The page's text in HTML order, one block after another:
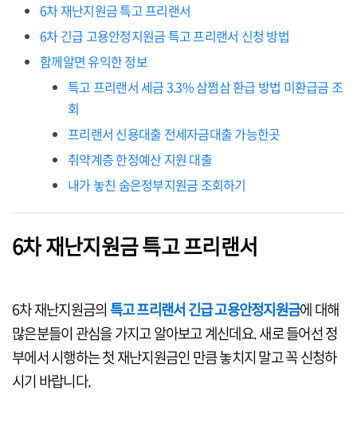
6차 재난지원금 특고 프리랜서
6차 긴급 고용안정지원금 특고 프리랜서 신청 방법
함께알면 유익한 정보
특고 프리랜서 세금 3.3% 삼쩜삼 환급 방법 미환급금 조
회
프리랜서 신용대출 전세자금대출 가능한곳
취약계층 한정예산 지원 대출
내가 놓친 숨은정부지원금 조회하기
6차 재난지원금 특고 프리랜서
6차 재난지원금의 특고 프리랜서 긴급 고용안정지원금에 대해
많은분들이 관심을 가지고 알아보고 계신데요. 새로 들어선 정
부에서 시행하는 첫 재난지원금인 만큼 놓치지 말고 꼭 신청하
시기 바랍니다.